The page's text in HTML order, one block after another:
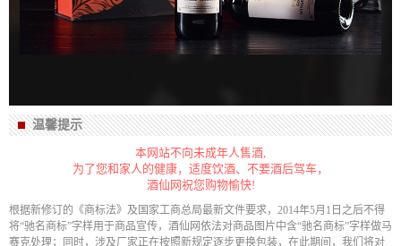
温馨提示
本网站不向未成年人售酒,
为了您和家人的健康，适度饮酒、不要酒后驾车，
酒仙网祝您购物愉快!
根据新修订的《商标法》及国家工商总局最新文件要求，2014年5月1日之后不得
将“驰名商标”字样用于商品宣传，酒仙网依法对商品图片中含“驰名商标”字样做马
赛克处理；同时，涉及厂家正在按照新规定逐步更换包装，在此期间，我们将对